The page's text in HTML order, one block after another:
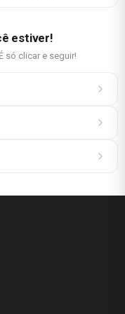
estiver!
só clicar e seguir!